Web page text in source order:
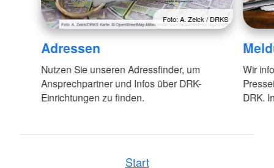
Foto: A. Zelck / DRKS
Adressen
Nutzen Sie unseren Adressfinder, um
Ansprechpartner und Infos über DRK-
Einrichtungen zu finden.
Wir
DRK.
Start